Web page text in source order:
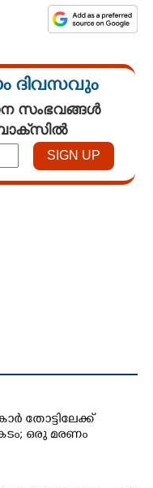
ദിവസവും
സംഭവങ്ങൾ
തോട്ടിലേക്ക്
ഒരു മരണം